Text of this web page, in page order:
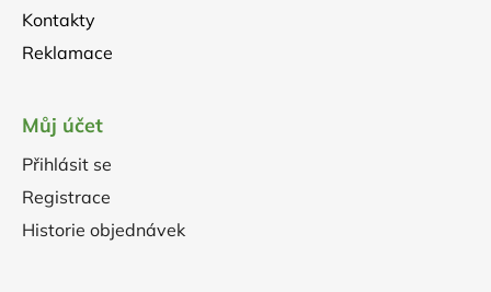
Kontakty
Reklamace
Můj účet
Přihlásit se
Registrace
Historie objednávek